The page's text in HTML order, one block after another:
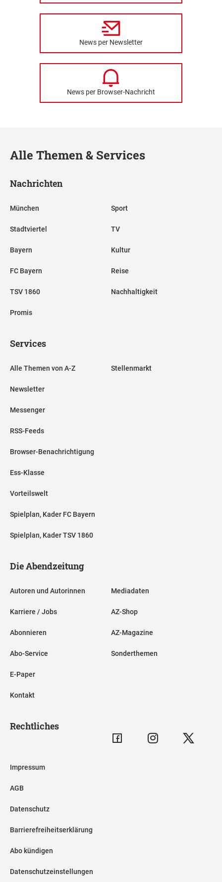
News per Newsletter
News per Browser-Nachricht
Alle Themen & Services
Nachrichten
München
Stadtviertel
Bayern
FC Bayern
TSV 1860
Promis
Sport
TV
Kultur
Reise
Nachhaltigkeit
Services
Alle Themen von A-Z
Newsletter
Messenger
RSS-Feeds
Browser-Benachrichtigung
Ess-Klasse
Vorteilswelt
Spielplan, Kader FC Bayern
Spielplan, Kader TSV 1860
Stellenmarkt
Die Abendzeitung
Autoren und Autorinnen
Karriere / Jobs
Abonnieren
Abo-Service
E-Paper
Kontakt
Mediadaten
AZ-Shop
AZ-Magazine
Sonderthemen
Rechtliches
Impressum
AGB
Datenschutz
Barrierefreiheitserklärung
Abo kündigen
Datenschutzeinstellungen